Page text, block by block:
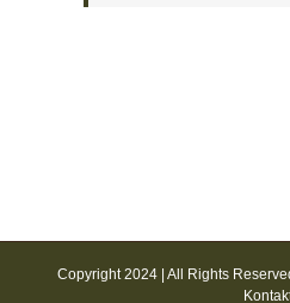
Copyright 2024 | All Rights